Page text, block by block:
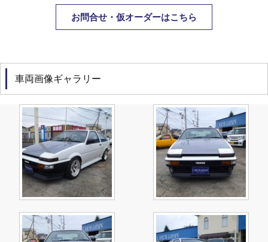
お問合せ・仮オーダーはこちら
車両画像ギャラリー